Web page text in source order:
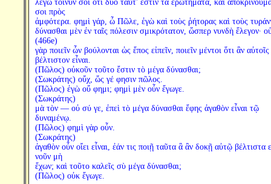
λέγω τοίνυν σοι ὅτι δύο ταῦτ' ἐστιν τὰ ἐρωτήματα, καὶ
σοι πρὸς
ἀμφότερα. φημὶ γάρ, ὦ Πῶλε, ἐγὼ καὶ τοὺς ῥήτορας καὶ τοὺς
δύνασθαι μὲν ἐν ταῖς πόλεσιν σμικρότατον, ὥσπερ νυνδὴ ἔλεγον·
(466e)
γὰρ ποιεῖν ὧν βούλονται ὡς ἔπος εἰπεῖν, ποιεῖν μέντοι ὅτι ἂν
βέλτιστον εἶναι.
(Πῶλος) οὐκοῦν τοῦτο ἔστιν τὸ μέγα δύνασθαι;
(Σωκράτης) οὔχ, ὥς γέ φησιν πῶλος.
(Πῶλος) ἐγὼ οὔ φημι; φημὶ μὲν οὖν ἔγωγε.
(Σωκράτης)
μὰ τὸν — οὐ σύ γε, ἐπεὶ τὸ μέγα δύνασθαι ἔφης ἀγαθὸν εἶναι τῷ
δυναμένῳ.
(Πῶλος) φημὶ γὰρ οὖν.
(Σωκράτης)
ἀγαθὸν οὖν οἴει εἶναι, ἐάν τις ποιῇ ταῦτα ἃ ἂν δοκῇ αὐτῷ βέλτιστα
νοῦν μὴ
ἔχων; καὶ τοῦτο καλεῖς σὺ μέγα δύνασθαι;
(Πῶλος) οὐκ ἔγωγε.